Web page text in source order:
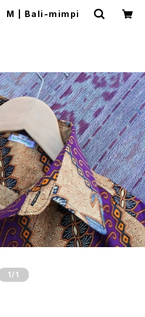
M | Bali-mimpi
1 /1